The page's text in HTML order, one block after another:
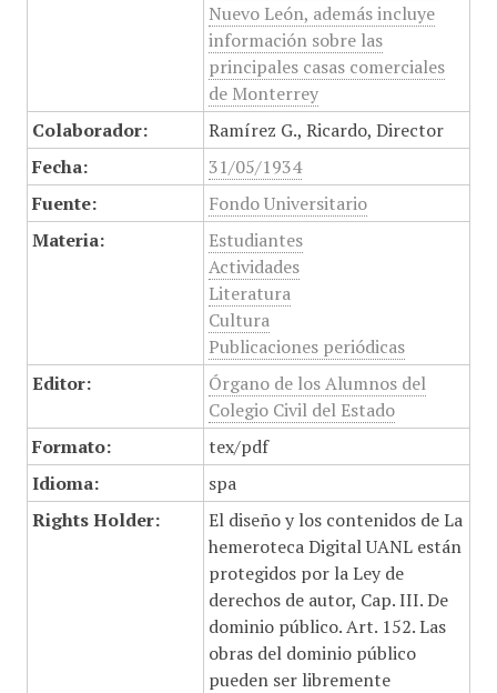
Nuevo León, además incluye
información sobre las
principales casas comerciales
de Monterrey
Colaborador:
Ramírez G., Ricardo, Director
Fecha:
31/05/1934
Fuente:
Fondo Universitario
Materia:
Estudiantes
Actividades
Literatura
Cultura
Publicaciones periódicas
Editor:
Órgano de los Alumnos del
Colegio Civil del Estado
Formato:
tex/pdf
Idioma:
spa
Rights Holder:
El diseño y los contenidos de La
hemeroteca Digital UANL están
protegidos por la Ley de
derechos de autor, Cap. III. De
dominio público. Art. 152. Las
obras del dominio público
pueden ser libremente